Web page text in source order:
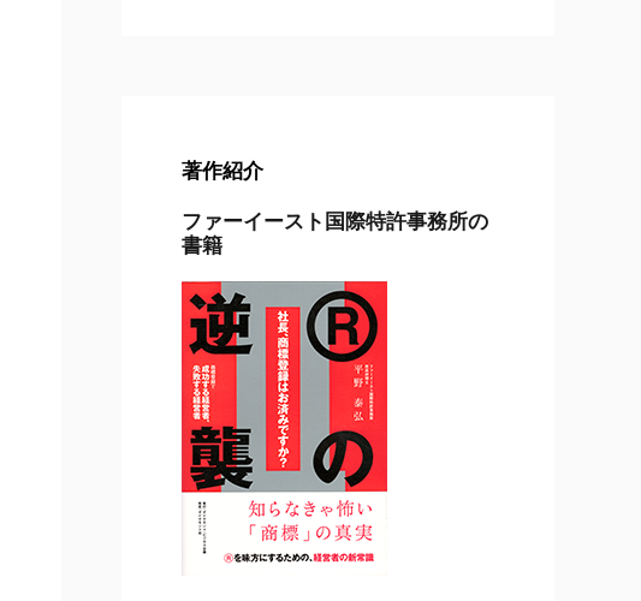
著作紹介
ファーイースト国際特許事務所の
書籍